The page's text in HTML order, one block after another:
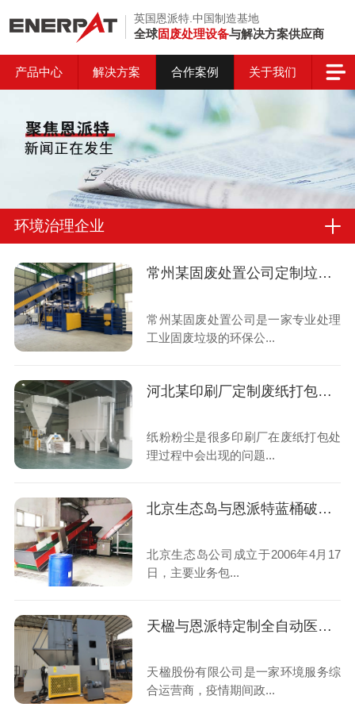
英国恩派特.中国制造基地
全球固废处理设备与解决方案供应商
产品中心 解决方案 合作案例 关于我们
环境治理企业
常州某固废处置公司定制垃圾打包机案例
常州某固废处置公司是一家专业处理
工业固废垃圾的环保公...
河北某印刷厂定制废纸打包机除尘解决方案案例
纸粉粉尘是很多印刷厂在废纸打包处
理过程中会出现的问题...
北京生态岛与恩派特蓝桶破碎机合作案例
北京生态岛公司成立于2006年4月17
日，主要业务包...
天楹与恩派特定制全自动医疗垃圾破碎处理设备案例
天楹股份有限公司是一家环境服务综
合运营商，疫情期间政...